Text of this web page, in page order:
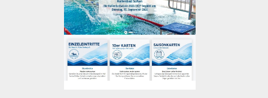
Pflege von Angehörigen
Hitzewarnung / UV-
Index